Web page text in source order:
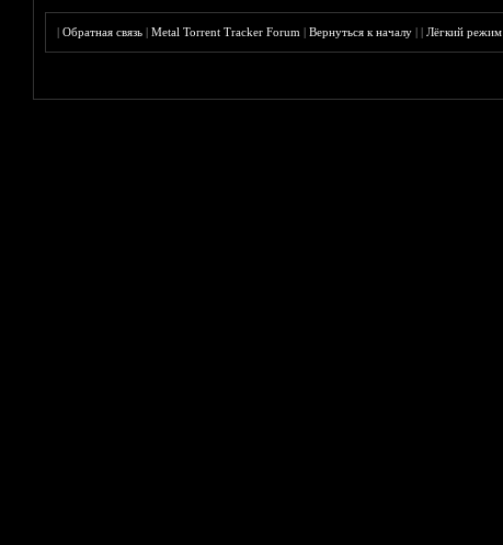
|Обратная связь |Metal Torrent Tracker Forum |Вернуться к началу ||Лёгкий режим